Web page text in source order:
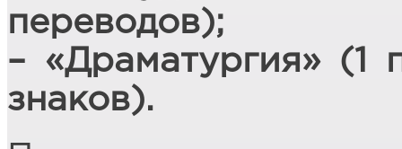
переводов);
– «Драматургия» (1
знаков).